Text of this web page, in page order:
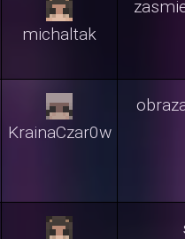
michaltak
KrainaCzar0w